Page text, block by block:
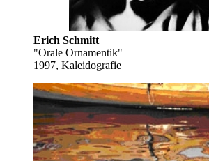
Erich Schmitt
"Orale Ornamentik"
1997, Kaleidografie